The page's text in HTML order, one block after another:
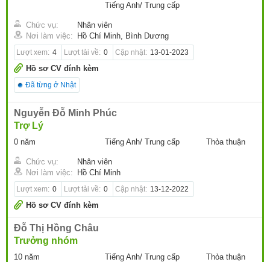
Tiếng Anh/ Trung cấp
Chức vụ:
Nhân viên
Nơi làm việc:
Hồ Chí Minh, Bình Dương
Lượt xem: 4 Lượt tải về: 0 Cập nhật: 13-01-2023
Hồ sơ CV đính kèm
Đã từng ở Nhật
Nguyễn Đỗ Minh Phúc
Trợ Lý
0 năm Tiếng Anh/ Trung cấp Thỏa thuận
Chức vụ:
Nhân viên
Nơi làm việc:
Hồ Chí Minh
Lượt xem: 0 Lượt tải về: 0 Cập nhật: 13-12-2022
Hồ sơ CV đính kèm
Đỗ Thị Hồng Châu
Trưởng nhóm
10 năm Tiếng Anh/ Trung cấp Thỏa thuận